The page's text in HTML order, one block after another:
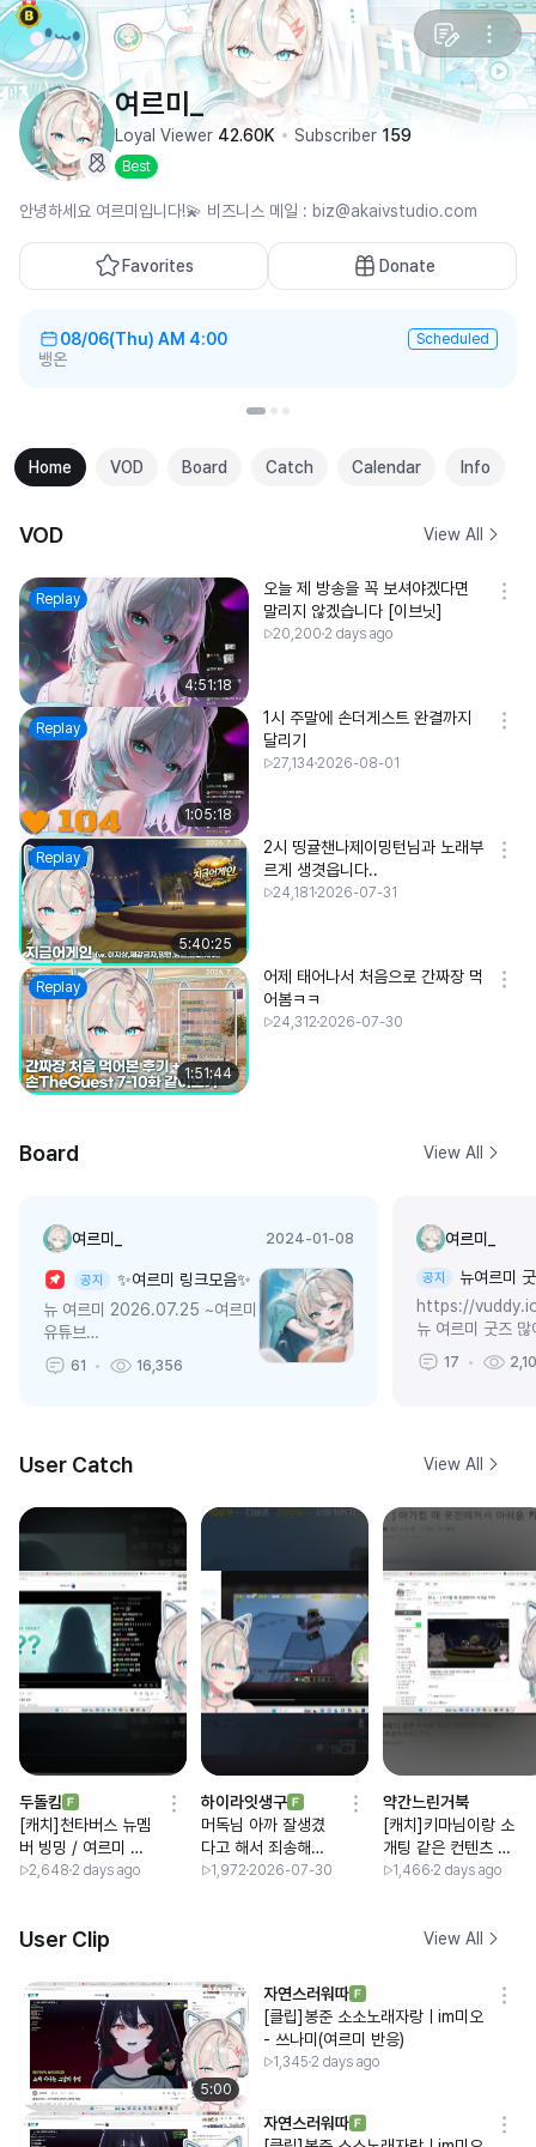
여르미_
Loyal Viewer 42.60K Subscriber 159
Best
안녕하세요 여르미입니다!💫 비즈니스 메일 : biz@akaivstudio.com
Favorites Donate
08/06(Thu) AM 4:00 Scheduled
뱅온
Home VOD Board Catch Calendar Info
VOD View All
Replay
4:51:18
오늘 제 방송을 꼭 보셔야겠다면
말리지 않겠습니다 [이브닛]
20,200 2 days ago
Replay
1:05:18
1시 주말에 손더게스트 완결까지
달리기
27,134 2026-08-01
Replay
5:40:25
2시 띵귤챈나제이밍턴님과 노래부
르게 생겻읍니다..
24,181 2026-07-31
Replay
1:51:44
어제 태어나서 처음으로 간짜장 먹
어봄ㅋㅋ
24,312 2026-07-30
Board View All
여르미_ 2024-01-08
공지
✨여르미 링크모음✨
뉴 여르미 2026.07.25 ~여르미
유튜브
https://www.youtube.com/
@Yeorumi 여르미 팬카페
61 16,356
여르미_
공지
뉴여르미
https://
뉴 여르미 굿즈
요!!!!!!!!!!!! OGQ 마켓 바로가기 아
무리봐도 너무
17
User Catch View All
두돌킴
[캐치]천타버스 뉴멤
버 빙밍 / 여르미 반
응2,648 2 days ago
하이라잇생구
머독님 아까 잘생겼
다고 해서 죄송해요
ㅠ / 여르미 반응 ㅋ
1,972 2026-07-30
약간느린거북
[캐치]키마님이랑 소
개팅 같은 컨텐츠 하
고 싶다는 여르미님
1,466 2 days ago
User Clip View All
5:00
자연스러워따
[클립]봉준 소소노래자랑ㅣim미오
- 쓰나미(여르미 반응)
1,345 2 days ago
자연스러워따